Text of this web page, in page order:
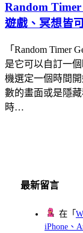
Random Timer
遊戲、冥想皆
「Random Timer
是它可以自訂一
機選定一個時間
數的畫面或是隱
時…
最新留言
在「
iPhone、